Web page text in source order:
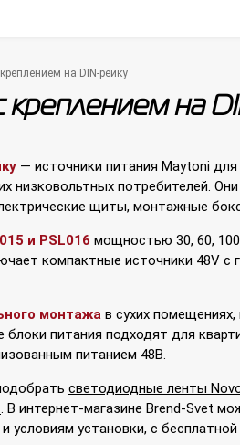
на DIN-рейку
на
— источники питания Maytoni
низковольтных потребителей.
щиты, монтажные
и PSL016 мощностью 30, 60,
компактные источники 48V с
монтажа в сухих
питания подходят для
питанием 48В.
светодиодные ленты
. В интернет-магазине Brend-Svet
условиям установки, с